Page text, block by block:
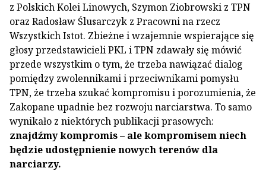
z Polskich Kolei Linowych, Szymon Ziobrowski z TPN
oraz Radosław Ślusarczyk z Pracowni na rzecz
Wszystkich Istot. Zbieżne i wzajemnie wspierające się
głosy przedstawicieli PKL i TPN zdawały się mówić
przede wszystkim o tym, że trzeba nawiązać dialog
pomiędzy zwolennikami i przeciwnikami pomysłu
TPN, że trzeba szukać kompromisu i porozumienia, że
Zakopane upadnie bez rozwoju narciarstwa. To samo
wynikało z niektórych publikacji prasowych:
znajdźmy kompromis – ale kompromisem niech
będzie udostępnienie nowych terenów dla
narciarzy.